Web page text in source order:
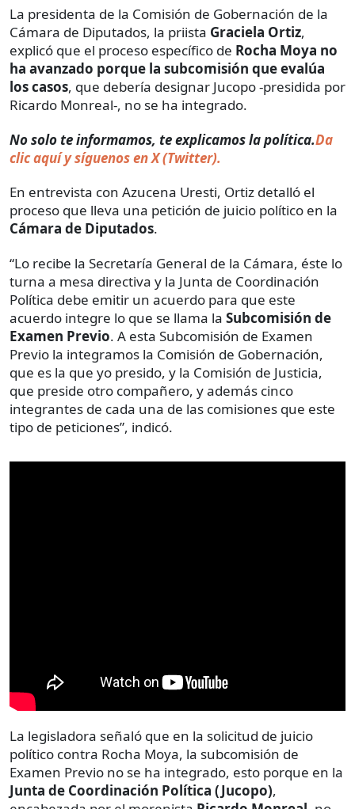
La presidenta de la Comisión de Gobernación de la
Cámara de Diputados, la priista Graciela Ortiz,
explicó que el proceso específico de Rocha Moya no
ha avanzado porque la subcomisión que evalúa
los casos, que debería designar Jucopo -presidida por
Ricardo Monreal-, no se ha integrado.
No solo te informamos, te explicamos la política.Da
clic aquí y síguenos en X (Twitter).
En entrevista con Azucena Uresti, Ortiz detalló el
proceso que lleva una petición de juicio político en la
Cámara de Diputados.
“Lo recibe la Secretaría General de la Cámara, éste lo
turna a mesa directiva y la Junta de Coordinación
Política debe emitir un acuerdo para que este
acuerdo integre lo que se llama la Subcomisión de
Examen Previo. A esta Subcomisión de Examen
Previo la integramos la Comisión de Gobernación,
que es la que yo presido, y la Comisión de Justicia,
que preside otro compañero, y además cinco
integrantes de cada una de las comisiones que este
tipo de peticiones”, indicó.
La legisladora señaló que en la solicitud de juicio
político contra Rocha Moya, la subcomisión de
Examen Previo no se ha integrado, esto porque en la
Junta de Coordinación Política (Jucopo),